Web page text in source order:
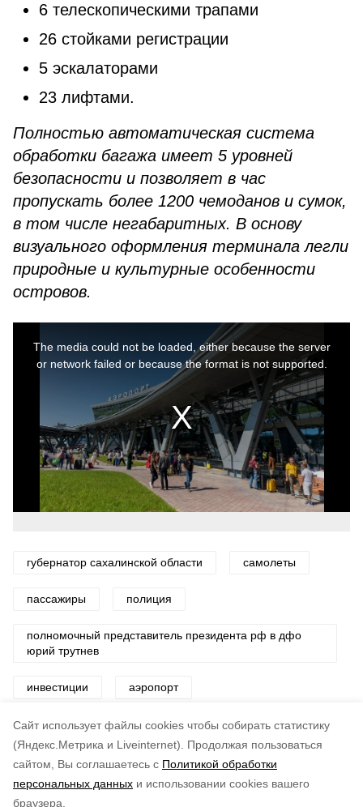
Cайт использует файлы cookies чтобы собирать статистику
(Яндекс.Метрика и Liveinternet).
Продолжая пользоваться
сайтом, Вы соглашаетесь с Политикой обработки
персональных данных и использовании cookies вашего
браузера.
6 телескопическими трапами
26 стойками регистрации
5 эскалаторами
23 лифтами.
Полностью автоматическая система
обработки багажа имеет 5 уровней
безопасности и позволяет в час
пропускать более 1200 чемоданов и сумок,
в том числе негабаритных. В основу
визуального оформления терминала легли
природные и культурные особенности
островов.
The media could not be loaded, either because the server
or network failed or because the format is not supported.
губернатор сахалинской области самолеты
пассажиры полиция
полномочный представитель президента рф в дфо
юрий трутнев
инвестиции аэропорт
мэр южно-сахалинска
по оценке